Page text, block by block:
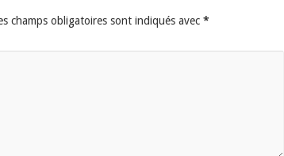
champs obligatoires sont indiqués avec *